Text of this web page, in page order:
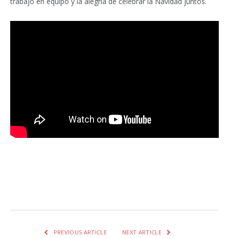
PREVIOUS ARTICLE NEXT ARTICLE